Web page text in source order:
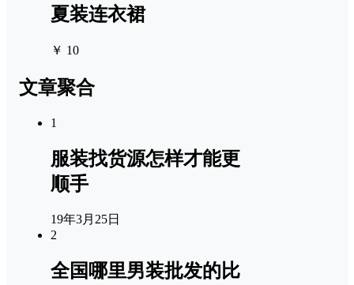
夏装连衣裙
￥ 10
文章聚合
1
服装找货源怎样才能更
顺手
19年3月25日
2
全国哪里男装批发的比